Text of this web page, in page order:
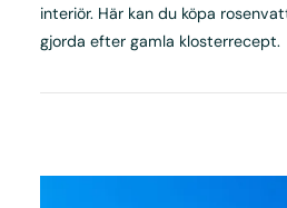
interiör. Här kan du köpa
gjorda efter gamla klosterrecept.